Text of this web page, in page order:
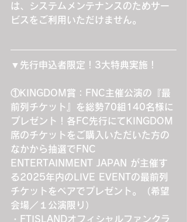
は、システムメンテナンスのためサー
ビスをご利用いただけません。
▼先行申込者限定！3大特典実施！
①KINGDOM賞：FNC主催公演の『最
前列チケット』を総勢70組140名様に
プレゼント！ 各FC先行にてKINGDOM
席のチケットをご購入いただいた方の
なかから抽選でFNC
ENTERTAINMENT JAPAN が主催す
る2025年内のLIVE EVENTの最前列
チケットをペアでプレゼント。（希望
会場／１公演限り）
・FTISLANDオフィシャルファンクラ